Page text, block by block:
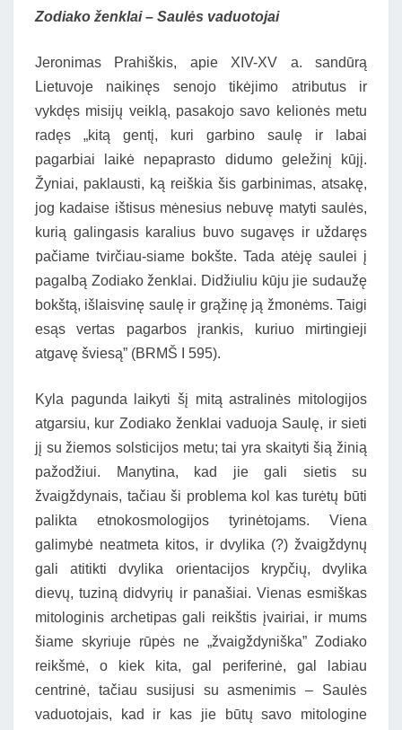
Zodiako ženklai – Saulės vaduotojai
Jeronimas Prahiškis, apie XIV-XV a. sandūrą
Lietuvoje naikinęs senojo tikėjimo atributus ir
vykdęs misijų veiklą, pasakojo savo kelionės metu
radęs „kitą gentį, kuri garbino saulę ir labai
pagarbiai laikė nepaprasto didumo geležinį kūjį.
Žyniai, paklausti, ką reiškia šis garbinimas, atsakę,
jog kadaise ištisus mėnesius nebuvę matyti saulės,
kurią galingasis karalius buvo sugavęs ir uždaręs
pačiame tvirčiau-siame bokšte. Tada atėję saulei į
pagalbą Zodiako ženklai. Didžiuliu kūju jie sudaužę
bokštą, išlaisvinę saulę ir grąžinę ją žmonėms. Taigi
esąs vertas pagarbos įrankis, kuriuo mirtingieji
atgavę šviesą” (BRMŠ I 595).
Kyla pagunda laikyti šį mitą astralinės mitologijos
atgarsiu, kur Zodiako ženklai vaduoja Saulę, ir sieti
jį su žiemos solsticijos metu; tai yra skaityti šią žinią
pažodžiui. Manytina, kad jie gali sietis su
žvaigždynais, tačiau ši problema kol kas turėtų būti
palikta etnokosmologijos tyrinėtojams. Viena
galimybė neatmeta kitos, ir dvylika (?) žvaigždynų
gali atitikti dvylika orientacijos krypčių, dvylika
dievų, tuziną didvyrių ir panašiai. Vienas esmiškas
mitologinis archetipas gali reikštis įvairiai, ir mums
šiame skyriuje rūpės ne „žvaigždyniška” Zodiako
reikšmė, o kiek kita, gal periferinė, gal labiau
centrinė, tačiau susijusi su asmenimis – Saulės
vaduotojais, kad ir kas jie būtų savo mitologine